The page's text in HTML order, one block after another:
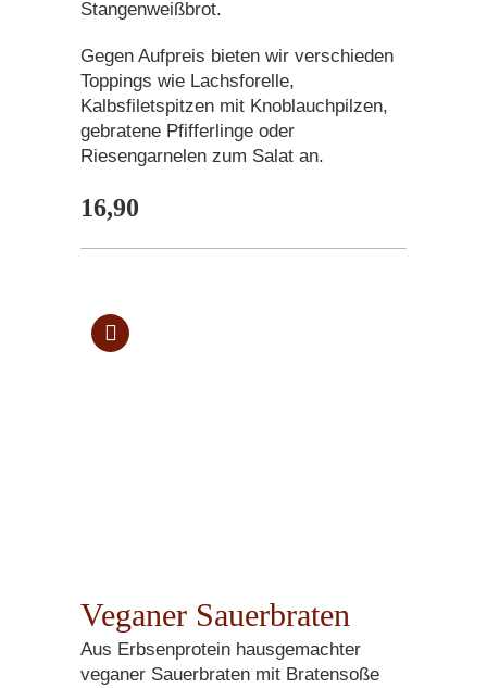
Stangenweißbrot.
Gegen Aufpreis bieten wir verschieden
Toppings wie Lachsforelle,
Kalbsfiletspitzen mit Knoblauchpilzen,
gebratene Pfifferlinge oder
Riesengarnelen zum Salat an.
16,90
Veganer Sauerbraten
Aus Erbsenprotein hausgemachter
veganer Sauerbraten mit Bratensoße